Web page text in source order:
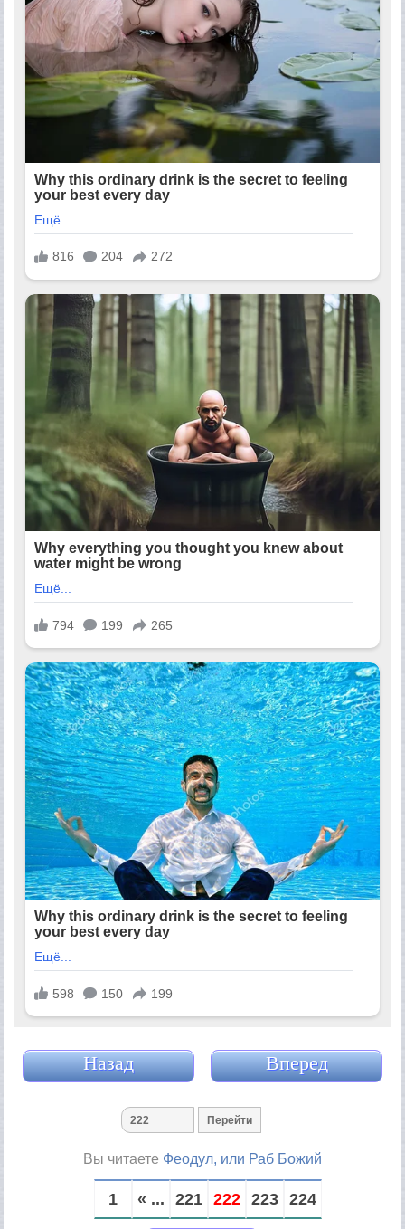
Назад Вперед
Вы читаете Феодул, или Раб Божий
1 « ... 221 222 223 224